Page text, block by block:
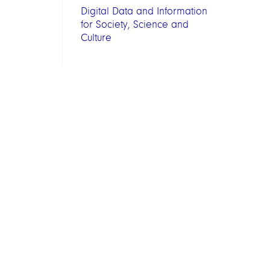
Digital Data and Information
for Society, Science and
Culture